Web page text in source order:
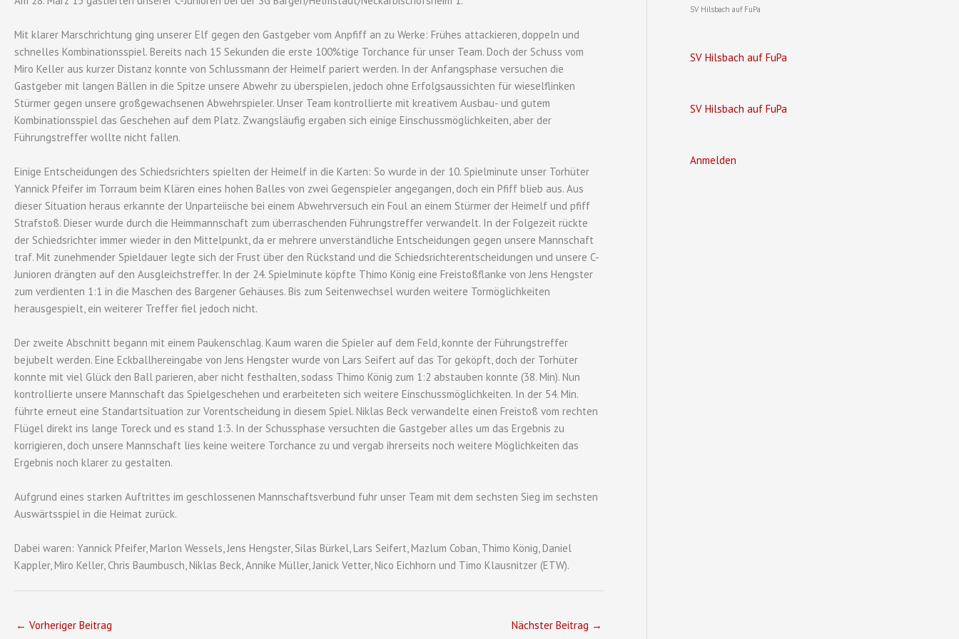
Mit klarer Marschrichtung ging unserer Elf gegen den Gastgeber vom Anpfiff an zu Werke: Frühes attackieren, doppeln und
schnelles Kombinationsspiel. Bereits nach 15 Sekunden die erste 100%tige Torchance für unser Team. Doch der Schuss vom
Miro Keller aus kurzer Distanz konnte von Schlussmann der Heimelf pariert werden. In der Anfangsphase versuchen die
Gastgeber mit langen Bällen in die Spitze unsere Abwehr zu überspielen, jedoch ohne Erfolgsaussichten für wieselflinken
Stürmer gegen unsere großgewachsenen Abwehrspieler. Unser Team kontrollierte mit kreativem Ausbau- und gutem
Kombinationsspiel das Geschehen auf dem Platz. Zwangsläufig ergaben sich einige Einschussmöglichkeiten, aber der
Führungstreffer wollte nicht fallen.
Einige Entscheidungen des Schiedsrichters spielten der Heimelf in die Karten: So wurde in der 10. Spielminute unser Torhüter
Yannick Pfeifer im Torraum beim Klären eines hohen Balles von zwei Gegenspieler angegangen, doch ein Pfiff blieb aus. Aus
dieser Situation heraus erkannte der Unparteiische bei einem Abwehrversuch ein Foul an einem Stürmer der Heimelf und pfiff
Strafstoß. Dieser wurde durch die Heimmannschaft zum überraschenden Führungstreffer verwandelt. In der Folgezeit rückte
der Schiedsrichter immer wieder in den Mittelpunkt, da er mehrere unverständliche Entscheidungen gegen unsere Mannschaft
traf. Mit zunehmender Spieldauer legte sich der Frust über den Rückstand und die Schiedsrichterentscheidungen und unsere C-
Junioren drängten auf den Ausgleichstreffer. In der 24. Spielminute köpfte Thimo König eine Freistoßflanke von Jens Hengster
zum verdienten 1:1 in die Maschen des Bargener Gehäuses. Bis zum Seitenwechsel wurden weitere Tormöglichkeiten
herausgespielt, ein weiterer Treffer fiel jedoch nicht.
Der zweite Abschnitt begann mit einem Paukenschlag. Kaum waren die Spieler auf dem Feld, konnte der Führungstreffer
bejubelt werden. Eine Eckballhereingabe von Jens Hengster wurde von Lars Seifert auf das Tor geköpft, doch der Torhüter
konnte mit viel Glück den Ball parieren, aber nicht festhalten, sodass Thimo König zum 1:2 abstauben konnte (38. Min). Nun
kontrollierte unsere Mannschaft das Spielgeschehen und erarbeiteten sich weitere Einschussmöglichkeiten. In der 54. Min.
führte erneut eine Standartsituation zur Vorentscheidung in diesem Spiel. Niklas Beck verwandelte einen Freistoß vom rechten
Flügel direkt ins lange Toreck und es stand 1:3. In der Schussphase versuchten die Gastgeber alles um das Ergebnis zu
korrigieren, doch unsere Mannschaft lies keine weitere Torchance zu und vergab ihrerseits noch weitere Möglichkeiten das
Ergebnis noch klarer zu gestalten.
Aufgrund eines starken Auftrittes im geschlossenen Mannschaftsverbund fuhr unser Team mit dem sechsten Sieg im sechsten
Auswärtsspiel in die Heimat zurück.
Dabei waren: Yannick Pfeifer, Marlon Wessels, Jens Hengster, Silas Bürkel, Lars Seifert, Mazlum Coban, Thimo König, Daniel
Kappler, Miro Keller, Chris Baumbusch, Niklas Beck, Annike Müller, Janick Vetter, Nico Eichhorn und Timo Klausnitzer (ETW).
← Vorheriger Beitrag Nächster Beitrag →
SV Hilsbach auf FuPa
SV Hilsbach auf FuPa
SV Hilsbach auf FuPa
Anmelden